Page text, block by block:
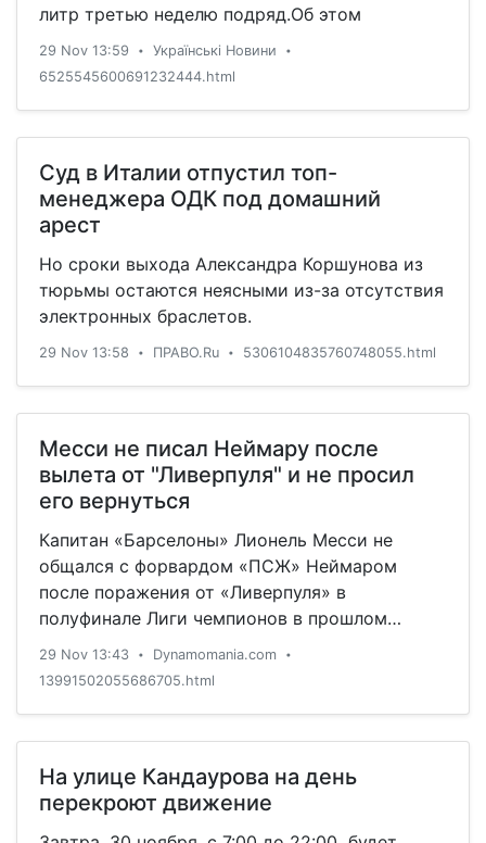
литр третью неделю подряд.Об этом
29 Nov 13:59 • Українські Новини •
6525545600691232444.html
Суд в Италии отпустил топ-
менеджера ОДК под домашний
арест
Но сроки выхода Александра Коршунова из
тюрьмы остаются неясными из-за отсутствия
электронных браслетов.
29 Nov 13:58 • ПРАВО.Ru • 5306104835760748055.html
Месси не писал Неймару после
вылета от "Ливерпуля" и не просил
его вернуться
Капитан «Барселоны» Лионель Месси не
общался с форвардом «ПСЖ» Неймаром
после поражения от «Ливерпуля» в
полуфинале Лиги чемпионов в прошлом
сезоне.
29 Nov 13:43 • Dynamomania.com •
13991502055686705.html
На улице Кандаурова на день
перекроют движение